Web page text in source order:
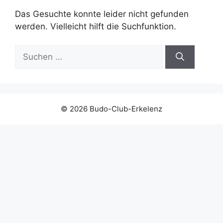
Das Gesuchte konnte leider nicht gefunden
werden. Vielleicht hilft die Suchfunktion.
Suchen
nach:
© 2026 Budo-Club-Erkelenz